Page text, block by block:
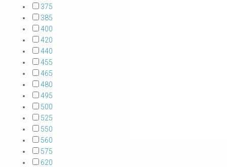
375
385
400
420
440
455
465
480
495
500
525
550
560
575
620